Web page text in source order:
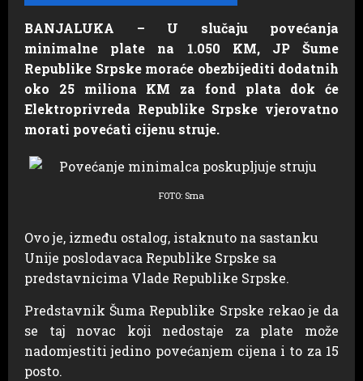
BANJALUKA – U slučaju povećanja
minimalne plate na 1.050 KM, JP Šume
Republike Srpske moraće obezbijediti dodatnih
oko 25 miliona KM za fond plata dok će
Elektroprivreda Republike Srpske vjerovatno
morati povećati cijenu struje.
FOTO: Srna
Ovo je, između ostalog, istaknuto na sastanku
Unije poslodavaca Republike Srpske sa
predstavnicima Vlade Republike Srpske.
Predstavnik Šuma Republike Srpske rekao je da
se taj novac koji nedostaje za plate može
nadomjestiti jedino povećanjem cijena i to za 15
posto.